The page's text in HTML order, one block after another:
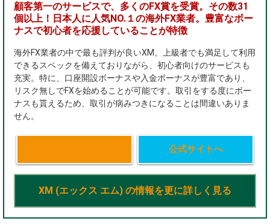
顧客第一のサービスで、多くのFX賞を受賞。その数31
個以上！日本人に人気NO.１の海外FX業者。豊富なボー
ナスで初心者を応援していることが特徴
海外FX業者の中で最も評判が良いXM。上級者でも満足して利用
できるスペックを備えておりながら、初心者向けのサービスも
充実。特に、口座開設ボーナスや入金ボーナスが豊富であり、
リスク無しでFXを始めることが可能です。取引をする度にボー
ナスも貰えるため、取引が病みつきになることは間違いありま
せん。
公式サイトへ
XM (エックス エム) の情報を更に詳しく見る